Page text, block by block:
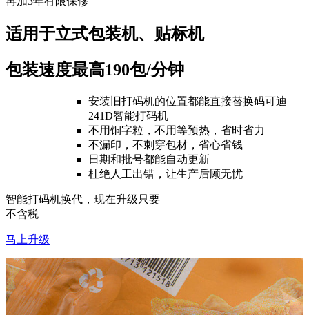
适用于立式包装机、贴标机
包装速度最高190包/分钟
安装旧打码机的位置都能直接替换码可迪
241D智能打码机
不用铜字粒，不用等预热，省时省力
不漏印，不刺穿包材，省心省钱
日期和批号都能自动更新
杜绝人工出错，让生产后顾无忧
智能打码机换代，现在升级只要
不含税
马上升级